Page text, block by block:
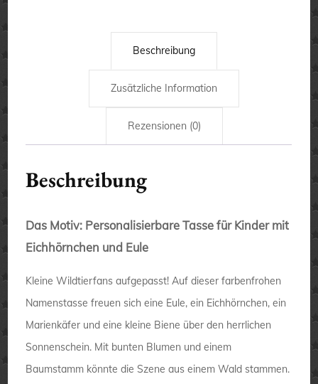
Beschreibung
Zusätzliche Information
Rezensionen (0)
Beschreibung
Das Motiv: Personalisierbare Tasse für Kinder mit
Eichhörnchen und Eule
Kleine Wildtierfans aufgepasst! Auf dieser farbenfrohen
Namenstasse freuen sich eine Eule, ein Eichhörnchen, ein
Marienkäfer und eine kleine Biene über den herrlichen
Sonnenschein. Mit bunten Blumen und einem
Baumstamm könnte die Szene aus einem Wald stammen.